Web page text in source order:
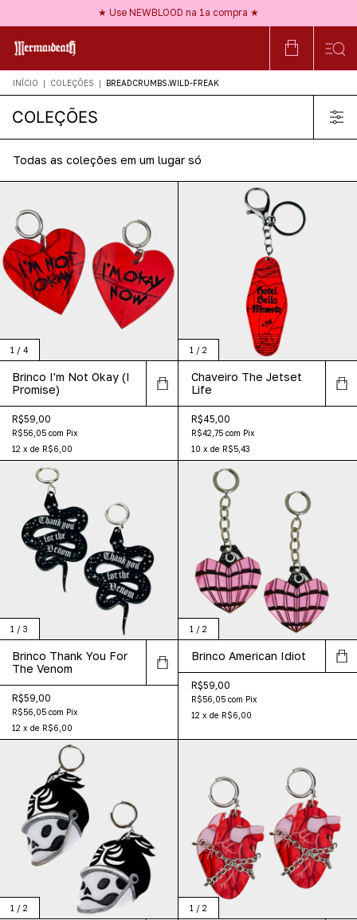
★ Use NEWBLOOD na 1ª compra ★
★ Nossos acessórios são HIPOALERGÊNICOS ★
INÍCIO | COLEÇÕES | BREADCRUMBS.WILD-FREAK
COLEÇÕES
Todas as coleções em um lugar só
1 / 4
Brinco I'm Not Okay (I
Promise)
R$59,00
R$56,05 com Pix
12 x de R$6,00
1 / 2
Chaveiro The Jetset
Life
R$45,00
R$42,75 com Pix
10 x de R$5,43
1 / 3
Brinco Thank You For
The Venom
R$59,00
R$56,05 com Pix
12 x de R$6,00
1 / 2
Brinco American Idiot
R$59,00
R$56,05 com Pix
12 x de R$6,00
1 / 2 1 / 2